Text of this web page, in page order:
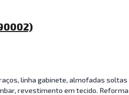
linha gabinete, almofadas soltas
revestimento em tecido. Reforma